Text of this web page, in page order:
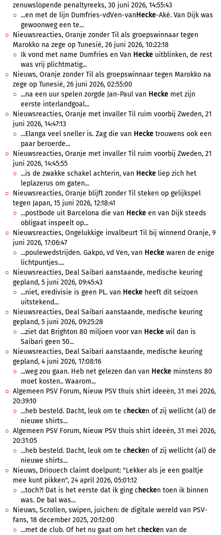
zenuwslopende penaltyreeks, 30 juni 2026, 14:55:43
...en met de lijn Dumfries-vdVen-vanHecke-Aké. Van Dijk was
gewoonweg een te...
Nieuwsreacties, Oranje zonder Til als groepswinnaar tegen
Marokko na zege op Tunesië, 26 juni 2026, 10:22:18
Ik vond met name Dumfries en Van Hecke uitblinken, de rest
was vrij plichtmatig...
Nieuws, Oranje zonder Til als groepswinnaar tegen Marokko na
zege op Tunesië, 26 juni 2026, 02:55:00
...na een uur spelen zorgde Jan-Paul van Hecke met zijn
eerste interlandgoal...
Nieuwsreacties, Oranje met invaller Til ruim voorbij Zweden, 21
juni 2026, 14:47:13
...Elanga veel sneller is. Zag die van Hecke trouwens ook een
paar beroerde...
Nieuwsreacties, Oranje met invaller Til ruim voorbij Zweden, 21
juni 2026, 14:45:55
...is de zwakke schakel achterin, van Hecke liep zich het
leplazerus om gaten...
Nieuwsreacties, Oranje blijft zonder Til steken op gelijkspel
tegen Japan, 15 juni 2026, 12:18:41
...postbode uit Barcelona die van Hecke en van Dijk steeds
obligaat inspeelt op...
Nieuwsreacties, Ongelukkige invalbeurt Til bij winnend Oranje, 9
juni 2026, 17:06:47
...poulewedstrijden. Gakpo, vd Ven, van Hecke waren de enige
lichtpuntjes....
Nieuwsreacties, Deal Saibari aanstaande, medische keuring
gepland, 5 juni 2026, 09:45:43
...niet, eredivisie is geen PL. van Hecke heeft dit seizoen
uitstekend...
Nieuwsreacties, Deal Saibari aanstaande, medische keuring
gepland, 5 juni 2026, 09:25:28
...ziet dat Brighton 80 miljoen voor van Hecke wil dan is
Saibari geen 50...
Nieuwsreacties, Deal Saibari aanstaande, medische keuring
gepland, 4 juni 2026, 17:08:16
...weg zou gaan. Heb net gelezen dan van Hecke minstens 80
moet kosten.. Waarom...
Algemeen PSV Forum, Nieuw PSV thuis shirt ideeën, 31 mei 2026,
20:39:10
...heb besteld. Dacht, leuk om te c hecken of zij wellicht (al) de
nieuwe shirts...
Algemeen PSV Forum, Nieuw PSV thuis shirt ideeën, 31 mei 2026,
20:31:05
...heb besteld. Dacht, leuk om te c hecken of zij wellicht (al) de
nieuwe shirts...
Nieuws, Driouech claimt doelpunt: "Lekker als je een goaltje
mee kunt pikken", 24 april 2026, 05:01:12
...toch?! Dat is het eerste dat ik ging c hecken toen ik binnen
was. De bal was...
Nieuws, Scrollen, swipen, juichen: de digitale wereld van PSV-
fans, 18 december 2025, 20:12:00
...met de club. Of het nu gaat om het c hecken van de